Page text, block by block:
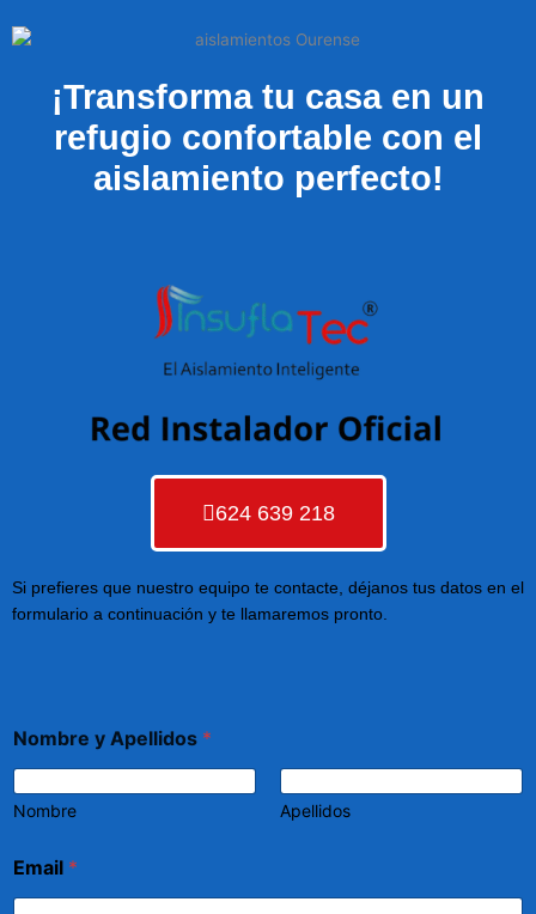
¡Transforma tu casa en un
refugio confortable con el
aislamiento perfecto!
624 639 218
Si prefieres que nuestro equipo te contacte, déjanos tus datos en el
formulario a continuación y te llamaremos pronto.
Nombre y Apellidos *
Nombre Apellidos
Email *